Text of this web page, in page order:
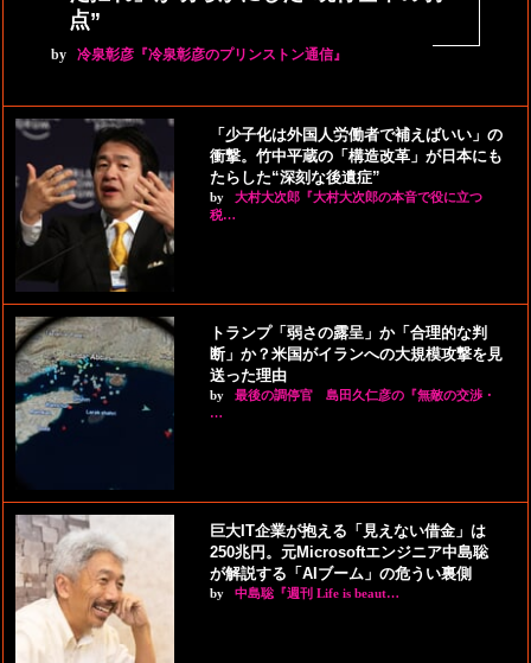
点”
by 冷泉彰彦『冷泉彰彦のプリンストン通信』
「少子化は外国人労働者で補えばいい」の
衝撃。竹中平蔵の「構造改革」が日本にも
たらした“深刻な後遺症”
by
大村大次郎『大村大次郎の本音で役に立つ
税…
トランプ「弱さの露呈」か「合理的な判
断」か？米国がイランへの大規模攻撃を見
送った理由
by
最後の調停官 島田久仁彦の『無敵の交渉・
…
巨大IT企業が抱える「見えない借金」は
250兆円。元Microsoftエンジニア中島聡
が解説する「AIブーム」の危うい裏側
by 中島聡『週刊 Life is beaut…